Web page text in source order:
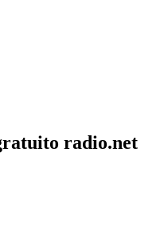
radio.net